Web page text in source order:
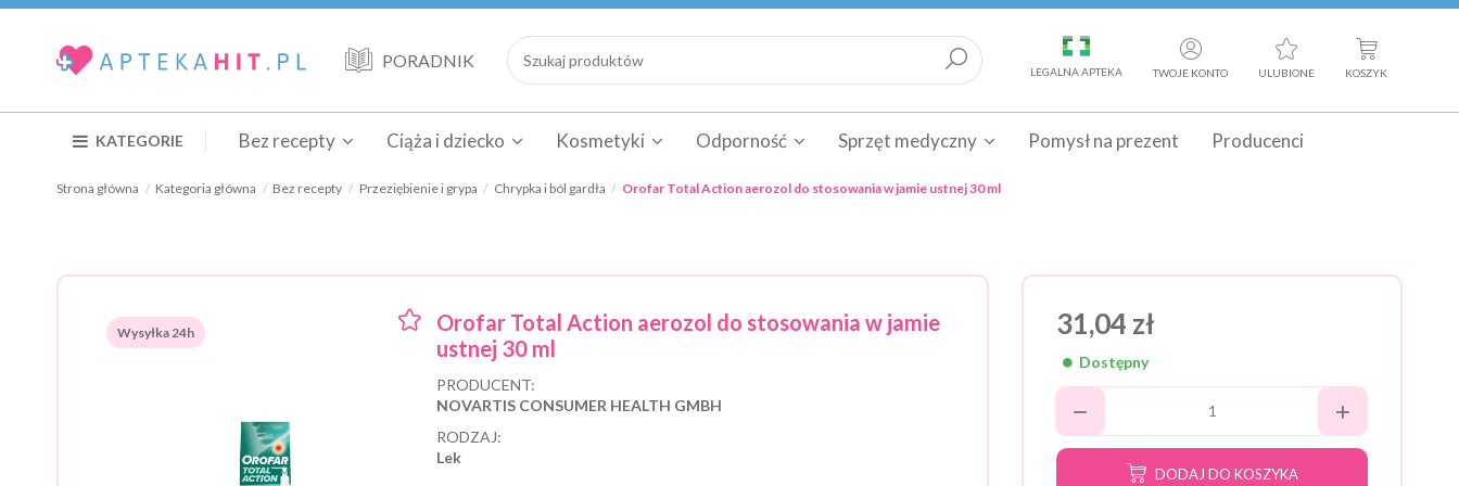
TWOJE KONTO
LEGALNA APTEKA ULUBIONE KOSZYK
PORADNIK
KATEGORIE Bez recepty Ciąża i dziecko Kosmetyki Odporność Sprzęt medyczny Pomysł na prezent Producenci
Strona główna Kategoria główna Bez recepty Przeziębienie i grypa Chrypka i ból gardła Orofar Total Action aerozol do stosowania w jamie ustnej 30 ml
Wysyłka 24h
Orofar Total Action aerozol do stosowania w jamie
ustnej 30 ml
PRODUCENT:
NOVARTIS CONSUMER HEALTH GMBH
RODZAJ:
Lek
31,04 zł
Dostępny
DODAJ DO KOSZYKA